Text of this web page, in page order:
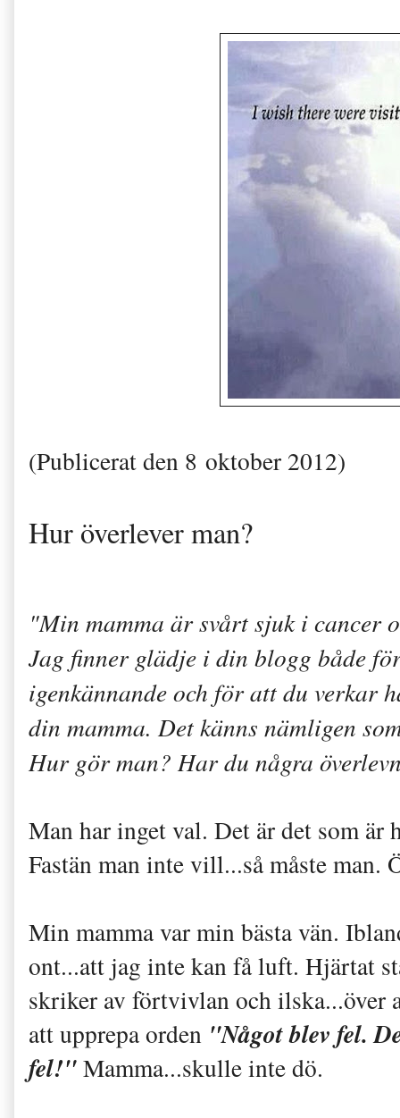
(Publicerat den 8 oktober 2012)
Hur överlever man?
"Min mamma är svårt sjuk i cancer
Jag finner glädje i din blogg både
igenkännande och för att du verkar
din mamma. Det känns nämligen
Hur gör man? Har du några
Man har inget val. Det är det som är
Fastän man inte vill...så måste man.
Min mamma var min bästa vän.
ont...att jag inte kan få luft. Hjärtat
skriker av förtvivlan och ilska...över
att upprepa orden "Något blev fel.
fel!"Mamma...skulle inte dö.